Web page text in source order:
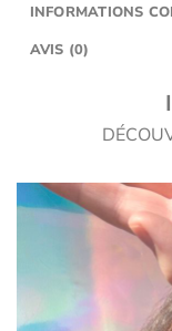
INFORMATIONS
AVIS (0)